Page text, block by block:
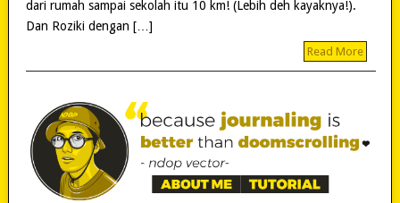
dari rumah sampai sekolah itu 10 km! (Lebih deh kayaknya!).
Dan Roziki dengan […]
Read More